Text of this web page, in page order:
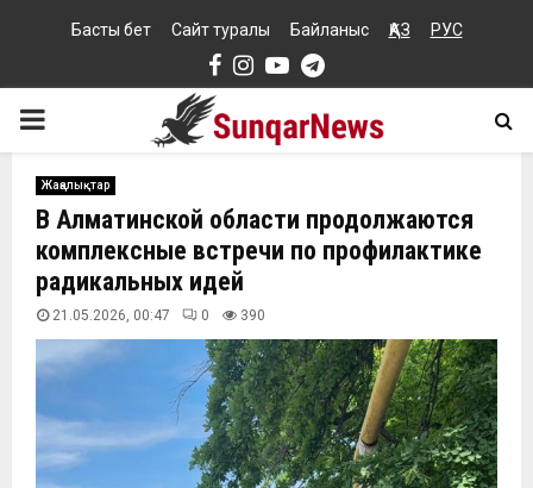
Басты бет Сайт туралы Байланыс ҚАЗ РУС
Facebook
Instagram
YoutubeTelegram
PRIMARY
MENU
Жаңалықтар
В Алматинской области продолжаются
комплексные встречи по профилактике
радикальных идей
21.05.2026, 00:47 0 390